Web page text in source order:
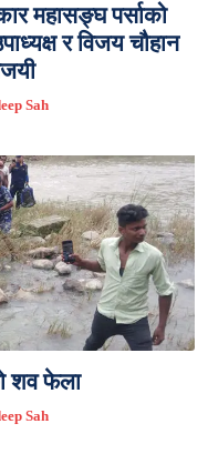
महासङ्घ पर्साको
र विजय चौहान
Sah
शव फेला
Sah